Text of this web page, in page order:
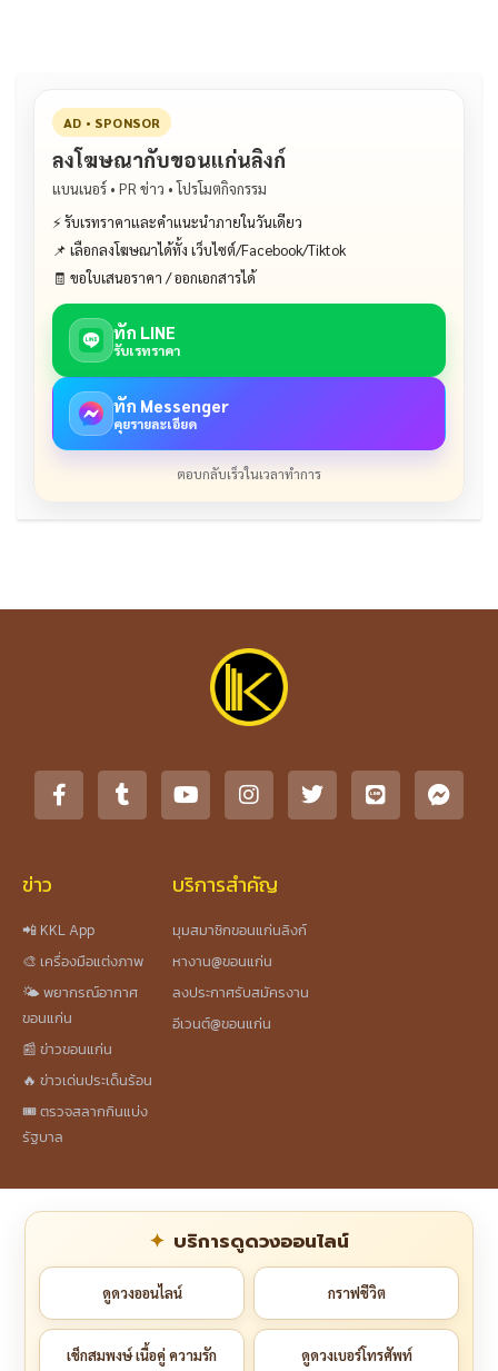
AD • SPONSOR
ลงโฆษณากับขอนแก่นลิงก์
แบนเนอร์ • PR ข่าว • โปรโมตกิจกรรม
⚡ รับเรทราคาและคำแนะนำภายในวันเดียว
📌 เลือกลงโฆษณาได้ทั้ง เว็บไซต์/Facebook/Tiktok
🧾 ขอใบเสนอราคา / ออกเอกสารได้
ทัก LINE
รับเรทราคา
ทัก Messenger
คุยรายละเอียด
ตอบกลับเร็วในเวลาทำการ
ข่าว
📲 KKL App
🎨 เครื่องมือแต่งภาพ
🌤️ พยากรณ์อากาศ
ขอนแก่น
📰 ข่าวขอนแก่น
🔥 ข่าวเด่นประเด็นร้อน
🎟️ ตรวจสลากกินแบ่ง
รัฐบาล
บริการสำคัญ
มุมสมาชิกขอนแก่นลิงก์
หางาน@ขอนแก่น
ลงประกาศรับสมัครงาน
อีเวนต์@ขอนแก่น
บริการดูดวงออนไลน์
ดูดวงออนไลน์ กราฟชีวิต
เช็กสมพงษ์ เนื้อคู่ ความรัก ดูดวงเบอร์โทรศัพท์